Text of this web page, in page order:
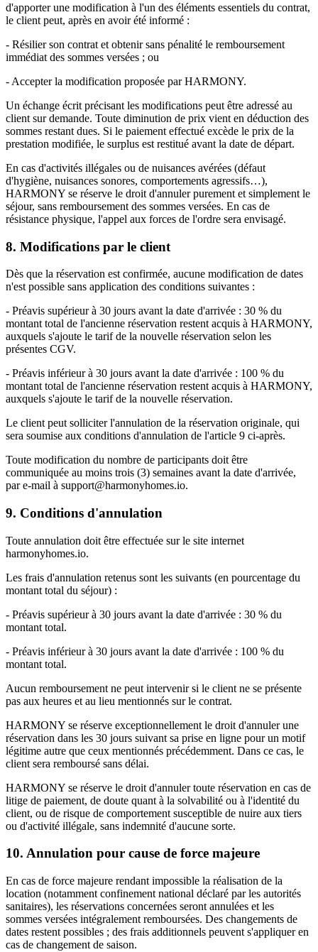
d'apporter une modification à l'un des éléments essentiels du contrat,
le client peut, après en avoir été informé :
- Résilier son contrat et obtenir sans pénalité le remboursement
immédiat des sommes versées ; ou
- Accepter la modification proposée par HARMONY.
Un échange écrit précisant les modifications peut être adressé au
client sur demande. Toute diminution de prix vient en déduction des
sommes restant dues. Si le paiement effectué excède le prix de la
prestation modifiée, le surplus est restitué avant la date de départ.
En cas d'activités illégales ou de nuisances avérées (défaut
d'hygiène, nuisances sonores, comportements agressifs…),
HARMONY se réserve le droit d'annuler purement et simplement le
séjour, sans remboursement des sommes versées. En cas de
résistance physique, l'appel aux forces de l'ordre sera envisagé.
8. Modifications par le client
Dès que la réservation est confirmée, aucune modification de dates
n'est possible sans application des conditions suivantes :
- Préavis supérieur à 30 jours avant la date d'arrivée : 30 % du
montant total de l'ancienne réservation restent acquis à HARMONY,
auxquels s'ajoute le tarif de la nouvelle réservation selon les
présentes CGV.
- Préavis inférieur à 30 jours avant la date d'arrivée : 100 % du
montant total de l'ancienne réservation restent acquis à HARMONY,
auxquels s'ajoute le tarif de la nouvelle réservation.
Le client peut solliciter l'annulation de la réservation originale, qui
sera soumise aux conditions d'annulation de l'article 9 ci-après.
Toute modification du nombre de participants doit être
communiquée au moins trois (3) semaines avant la date d'arrivée,
par e-mail à support@harmonyhomes.io.
9. Conditions d'annulation
Toute annulation doit être effectuée sur le site internet
harmonyhomes.io.
Les frais d'annulation retenus sont les suivants (en pourcentage du
montant total du séjour) :
- Préavis supérieur à 30 jours avant la date d'arrivée : 30 % du
montant total.
- Préavis inférieur à 30 jours avant la date d'arrivée : 100 % du
montant total.
Aucun remboursement ne peut intervenir si le client ne se présente
pas aux heures et au lieu mentionnés sur le contrat.
HARMONY se réserve exceptionnellement le droit d'annuler une
réservation dans les 30 jours suivant sa prise en ligne pour un motif
légitime autre que ceux mentionnés précédemment. Dans ce cas, le
client sera remboursé sans délai.
HARMONY se réserve le droit d'annuler toute réservation en cas de
litige de paiement, de doute quant à la solvabilité ou à l'identité du
client, ou de risque de comportement susceptible de nuire aux tiers
ou d'activité illégale, sans indemnité d'aucune sorte.
10. Annulation pour cause de force majeure
En cas de force majeure rendant impossible la réalisation de la
location (notamment confinement national déclaré par les autorités
sanitaires), les réservations concernées seront annulées et les
sommes versées intégralement remboursées. Des changements de
dates restent possibles ; des frais additionnels peuvent s'appliquer en
cas de changement de saison.